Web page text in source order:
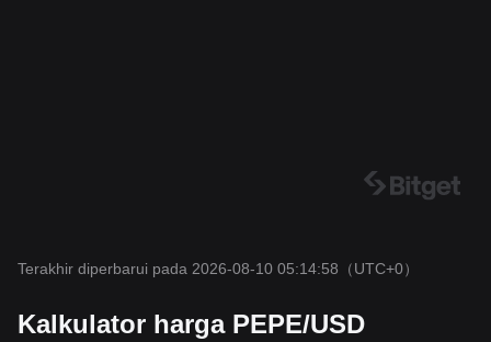
Terakhir diperbarui pada 2026-08-10 05:14:58 （UTC+0）
Kalkulator harga PEPE/USD